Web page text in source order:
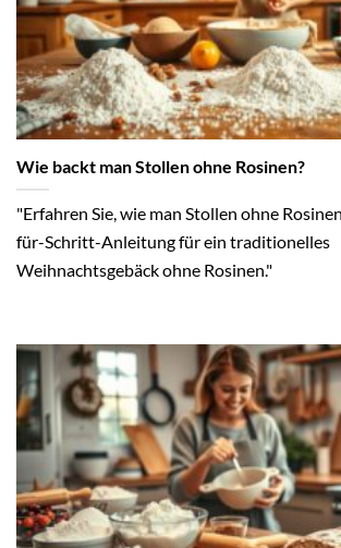
Wie backt man Stollen ohne Rosinen?
"Erfahren Sie, wie man Stollen ohne
für-Schritt-Anleitung für ein traditionelles
Weihnachtsgebäck ohne Rosinen."